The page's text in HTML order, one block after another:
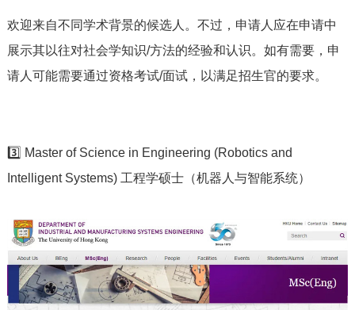
欢迎来自不同学术背景的候选人。不过，申请人应在申请中
展示其以往对社会学知识/方法的经验和认识。如有需要，申
请人可能需要通过资格考试/面试，以满足招生官的要求。
3️⃣ Master of Science in Engineering (Robotics and
Intelligent Systems) 工程学硕士（机器人与智能系统）